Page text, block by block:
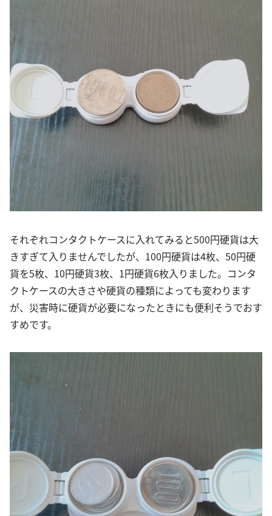
それぞれコンタクトケースに入れてみると500円硬貨は大
きすぎて入りませんでしたが、100円硬貨は4枚、50円硬
貨を5枚、10円硬貨3枚、1円硬貨6枚入りました。コンタ
クトケースの大きさや硬貨の種類によっても変わります
が、災害時に硬貨が必要になったときにも便利そうでおす
すめです。